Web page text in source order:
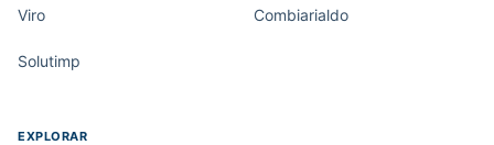
Viro Combiarialdo
Solutimp
EXPLORAR